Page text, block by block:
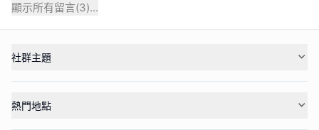
顯示所有留言(3)...
社群主題
熱門地點